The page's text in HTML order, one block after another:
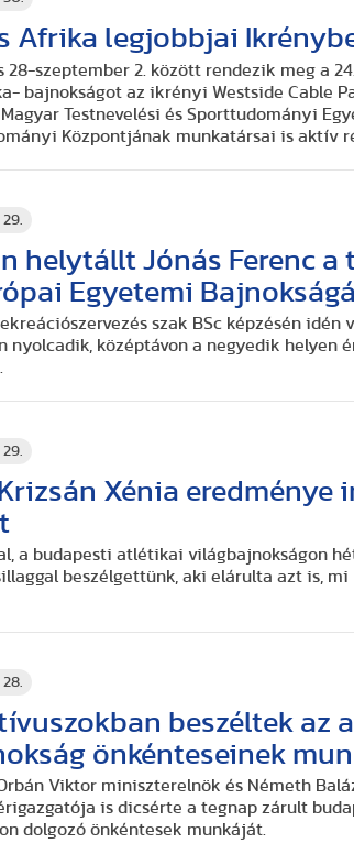
Afrika legjobbjai
28-szeptember 2. között rendezik meg a
bajnokságot az ikrényi Westside Cable
Testnevelési és Sporttudományi
Központjának munkatársai is aktív
helytállt Jónás Ferenc a
Egyetemi
szak BSc képzésén idén
nyolcadik, középtávon a negyedik helyen
Xénia eredménye
a budapesti atlétikai világbajnokságon
beszélgettünk, aki elárulta azt is,
beszéltek az
önkénteseinek
Viktor miniszterelnök és Németh
is dicsérte a tegnap zárult
dolgozó önkéntesek munkáját.